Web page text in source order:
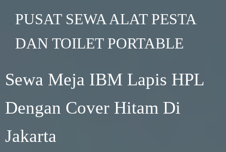
PUSAT SEWA ALAT PESTA
DAN TOILET PORTABLE
Sewa Meja IBM Lapis HPL
Dengan Cover Hitam Di
Jakarta